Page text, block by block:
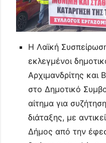
Η Λαϊκή
εκλεγμένοι
Αρχιμανδρίτης και
στο Δημοτικό
αίτημα για
διάταξης, με
Δήμος από την